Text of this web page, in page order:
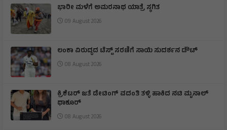
ಭಾರೀ ಮಳೆಗೆ ಅಮರನಾಥ ಯಾತ್ರೆ ಸ್ಥಗಿತ
09 August 2026
ಲಂಕಾ ವಿರುದ್ಧದ ಟೆಸ್ಟ್ ಸರಣಿಗೆ ಸಾಯಿ ಸುದರ್ಶನ ಡೌಟ್
08 August 2026
ಕ್ರಿಕೆಟರ್ ಜತೆ ಡೇಟಿಂಗ್ ವದಂತಿ ತಳ್ಳಿ ಹಾಕಿದ ನಟಿ ಮೃನಾಲ್
ಥಾಕೂರ್
08 August 2026